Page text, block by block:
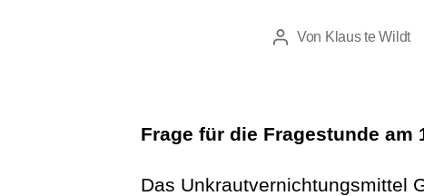
Beitragsautor
Von Klaus te Wildt
Frage für die Fragestunde am
Das Unkrautvernichtungsmittel